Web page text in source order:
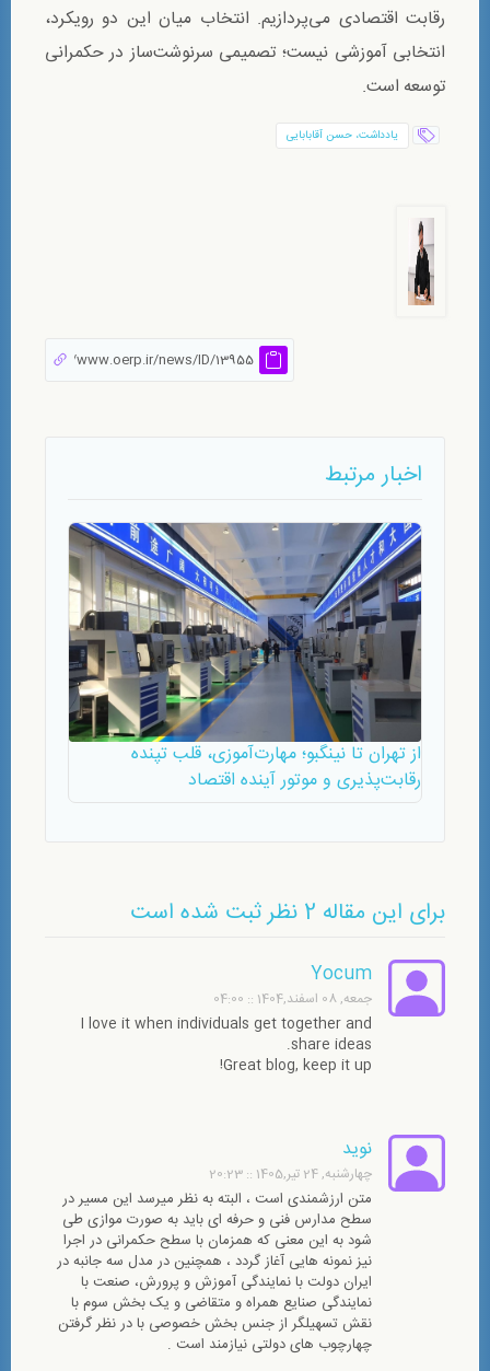
رقابت اقتصادی می‌پردازیم. انتخاب میان این دو رویکرد،
انتخابی آموزشی نیست؛ تصمیمی سرنوشت‌ساز در حکمرانی
توسعه است.
يادداشت، حسن آقابابایی
اخبار مرتبط
از تهران تا نینگبو؛ مهارت‌‌آموزی، قلب تپنده
رقابت‌پذیری و موتور آینده اقتصاد
برای این مقاله 2 نظر ثبت شده است
Yocum
جمعه, 08 اسفند,1404 :: 04:00
I love it when individuals get together and
share ideas.
Great blog, keep it up!
نوید
چهارشنبه, 24 تیر,1405 :: 20:23
متن ارزشمندی است ، البته به نظر میرسد این مسیر در
سطح مدارس فنی و حرفه ای باید به صورت موازی طی
شود به این معنی که همزمان با سطح حکمرانی در اجرا
نیز نمونه هایی آغاز گردد ، همچنین در مدل سه جانبه در
ایران دولت با نمایندگی آموزش و پرورش، صنعت با
نمایندگی صنایع همراه و متقاضی و یک بخش سوم با
نقش تسهیلگر از جنس بخش خصوصی با در نظر گرفتن
چهارچوب های دولتی نیازمند است .